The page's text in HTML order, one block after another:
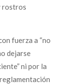
rostros
fuerza a “no
dejarse
ni por la